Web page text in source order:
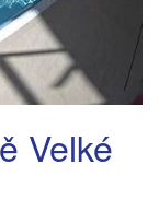
Velké